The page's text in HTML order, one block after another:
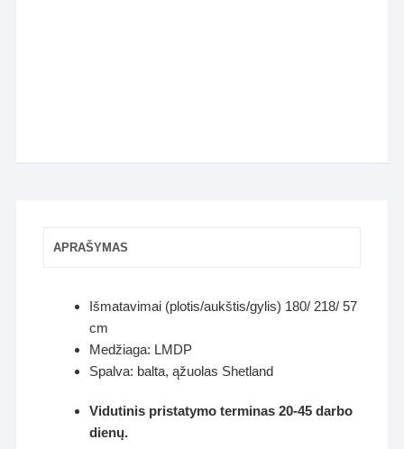
APRAŠYMAS
Išmatavimai (plotis/aukštis/gylis) 180/ 218/ 57
cm
Medžiaga: LMDP
Spalva: balta, ąžuolas Shetland
Vidutinis pristatymo terminas 20-45 darbo
dienų.